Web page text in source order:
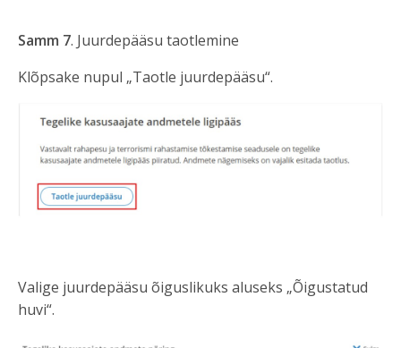
Samm 7. Juurdepääsu taotlemine
Klõpsake nupul „Taotle juurdepääsu“.
Valige juurdepääsu õiguslikuks aluseks „Õigustatud
huvi“.